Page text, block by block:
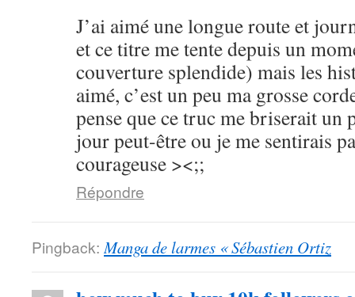
J’ai aimé une longue route et
et ce titre me tente depuis un
couverture splendide) mais les
aimé, c’est un peu ma grosse
pense que ce truc me briserait un
jour peut-être ou je me sentirais
courageuse ><;;
Répondre
Pingback: Manga de larmes « Sébastien Ortiz